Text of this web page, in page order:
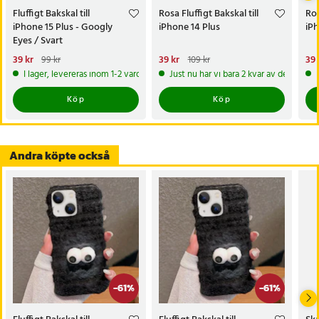
Fluffigt Bakskal till
iPhone 15 Plus - Googly
Eyes / Svart
Nuvarande pris
39 krTidigare pris:99 kr
39 kr 99 kr
I lager, levereras inom 1-2 vardagar
Köp
Rosa Fluffigt Bakskal till
iPhone 14 Plus
Nuvarande pris
39 krTidigare pris:109 kr
39 kr 109 kr
Just nu har vi bara 2 kvar av denna
Köp
39
39
Andra köpte också
-61% -61%